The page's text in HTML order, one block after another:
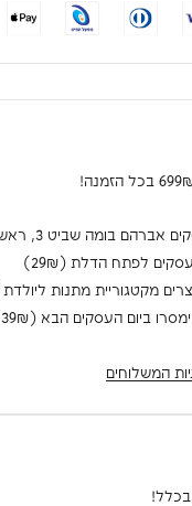
ביום העסקים הבא (39₪)
המשלוחים
בכלל!